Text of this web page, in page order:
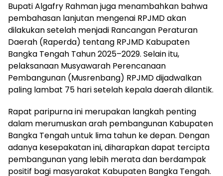
‎Bupati Algafry Rahman juga menambahkan bahwa
pembahasan lanjutan mengenai RPJMD akan
dilakukan setelah menjadi Rancangan Peraturan
Daerah (Raperda) tentang RPJMD Kabupaten
Bangka Tengah Tahun 2025–2029. Selain itu,
pelaksanaan Musyawarah Perencanaan
Pembangunan (Musrenbang) RPJMD dijadwalkan
paling lambat 75 hari setelah kepala daerah dilantik.
‎Rapat paripurna ini merupakan langkah penting
dalam merumuskan arah pembangunan Kabupaten
Bangka Tengah untuk lima tahun ke depan. Dengan
adanya kesepakatan ini, diharapkan dapat tercipta
pembangunan yang lebih merata dan berdampak
positif bagi masyarakat Kabupaten Bangka Tengah.